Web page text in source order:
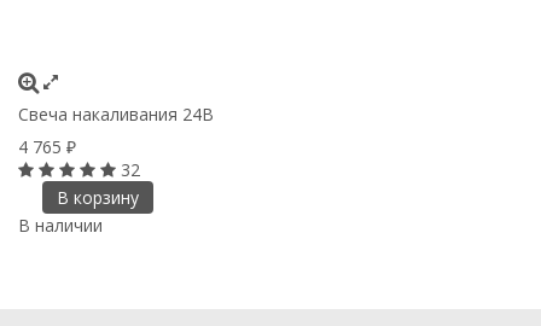
Свеча накаливания 24В
4 765 ₽
32
В корзину
В наличии